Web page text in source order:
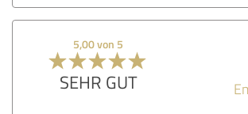
5,00 von 5
SEHR GUT